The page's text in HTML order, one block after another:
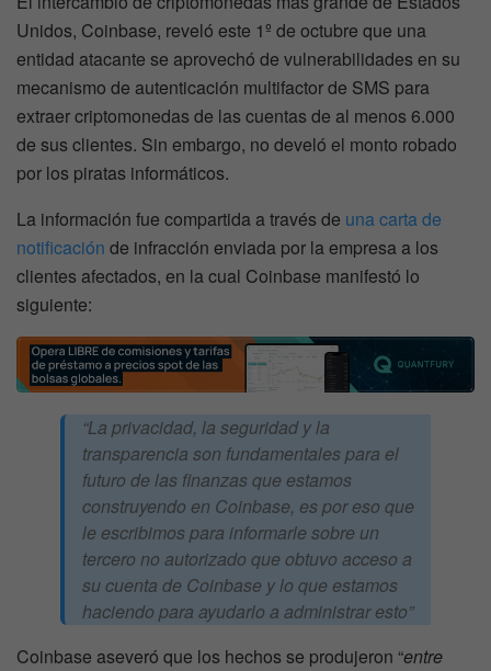
Unidos, Coinbase, reveló este 1º de octubre que una
entidad atacante se aprovechó de vulnerabilidades en su
mecanismo de autenticación multifactor de SMS para
extraer criptomonedas de las cuentas de al menos 6.000
de sus clientes. Sin embargo, no develó el monto robado
por los piratas informáticos.
La información fue compartida a través de una carta de
notificación de infracción enviada por la empresa a los
clientes afectados, en la cual Coinbase manifestó lo
siguiente:
“La privacidad, la seguridad y la
transparencia son fundamentales para el
futuro de las finanzas que estamos
construyendo en Coinbase, es por eso que
le escribimos para informarle sobre un
tercero no autorizado que obtuvo acceso a
su cuenta de Coinbase y lo que estamos
haciendo para ayudarlo a administrar esto”
Coinbase aseveró que los hechos se produjeron “entre